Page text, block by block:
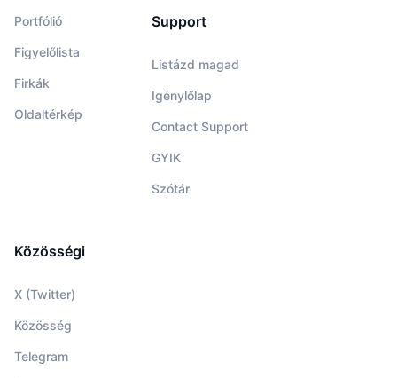
Portfólió
Figyelőlista
Firkák
Oldaltérkép
Support
Listázd magad
Igénylőlap
Contact Support
GYIK
Szótár
Közösségi
X (Twitter)
Közösség
Telegram